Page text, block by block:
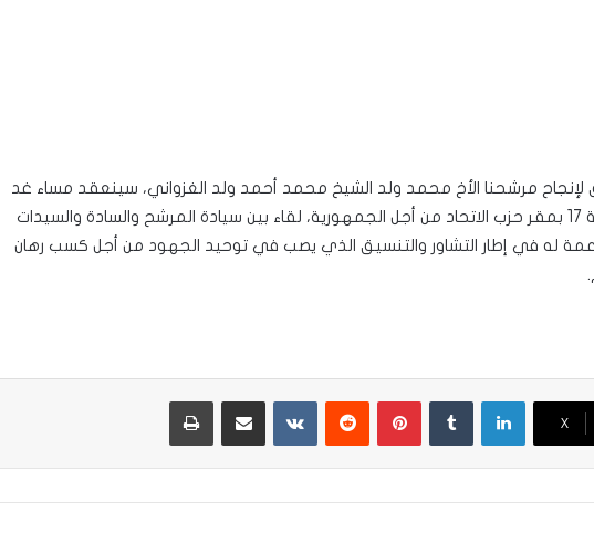
لإنجاح مرشحنا الأخ محمد ولد الشيخ محمد أحمد ولد الغزواني، سينعقد مساء غد
الأحد 16 مارس 2019، الساعة 17 بمقر حزب الاتحاد من أجل الجمهورية، لقاء بين سيادة المرشح والسادة والسيدات
له في إطار التشاور والتنسيق الذي يصب في توحيد الجهود من أجل كسب رهان
X
لينكدإن بينتيريست مشاركة عبر البريد طباعة